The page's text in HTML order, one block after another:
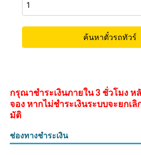
กรุณาชำระเงินภายใน 3 ชั่วโมง ห
จอง หากไม่ชำระเงินระบบจะยกเ
มัติ
ช่องทางชำระเงิน